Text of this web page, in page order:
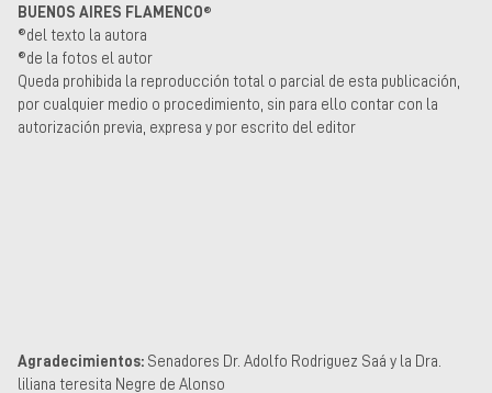
BUENOS AIRES FLAMENCO®
®del texto la autora
®de la fotos el autor
Queda prohibida la reproducción total o parcial de esta publicación,
por cualquier medio o procedimiento, sin para ello contar con la
autorización previa, expresa y por escrito del editor
Agradecimientos: Senadores Dr. Adolfo Rodriguez Saá y la Dra.
liliana teresita Negre de Alonso